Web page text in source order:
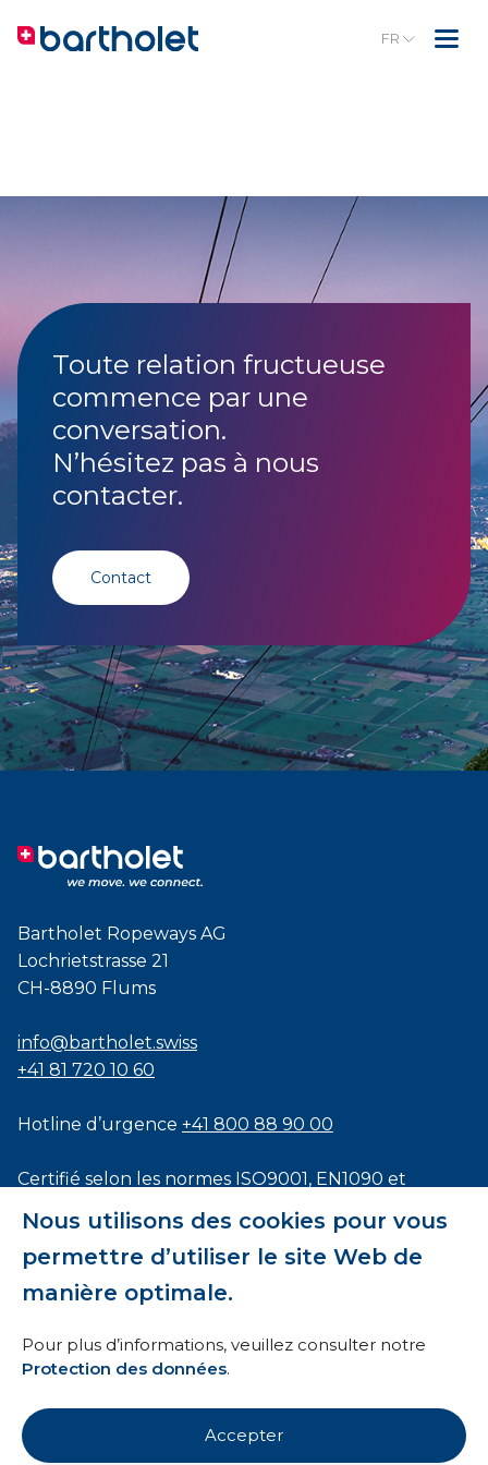
Nous utilisons des cookies pour vous
permettre d’utiliser le site Web de
manière optimale.
Pour plus d’informations, veuillez consulter notre
Protection des données.
Accepter
FR
Toute relation fructueuse
commence par une
conversation.
N’hésitez pas à nous
contacter.
Contact
Bartholet Ropeways AG
Lochrietstrasse 21
CH-8890 Flums
info@bartholet.swiss
+41 81 720 10 60
Hotline d’urgence +41 800 88 90 00
Certifié selon les normes ISO9001, EN1090 et
Conditions générales
Mentions légales